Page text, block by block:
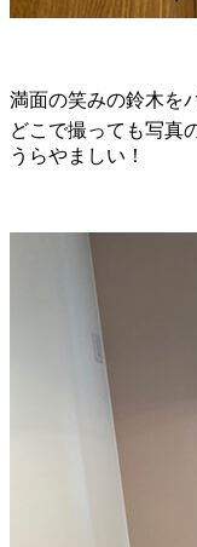
満面の笑みの鈴木を
どこで撮っても写真
うらやましい！